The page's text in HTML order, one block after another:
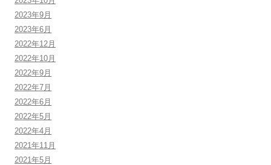
2023年9月
2023年6月
2022年12月
2022年10月
2022年9月
2022年7月
2022年6月
2022年5月
2022年4月
2021年11月
2021年5月